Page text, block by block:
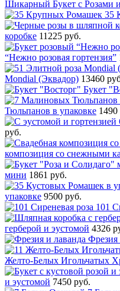
Шикарный Букет с Розами
35
коробке 11225 руб.
“Нежно розовая гортензия”
Mondial (Эквадор) 13460
Букет
Тюльпанов в упаковке 1490
руб.
композиция со снежными
мини 1861 руб.
упаковке 9500 руб.
101
герберой и эустомой 4326
Фрезия
Желто-Белых Игольчатых
и эустомой 7450 руб.